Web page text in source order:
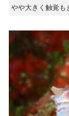
やや大きく触覚も